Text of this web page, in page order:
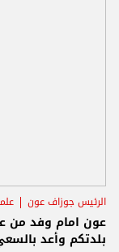
الرئيس جوزاف عون
عون امام وفد من
بلدتكم وأعد بالسعي إلى تحقيق هذه الرغبة